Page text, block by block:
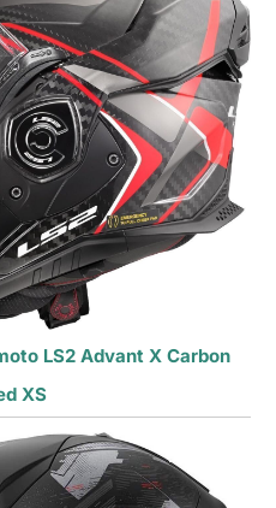
LS2 Advant X Carbon
XS